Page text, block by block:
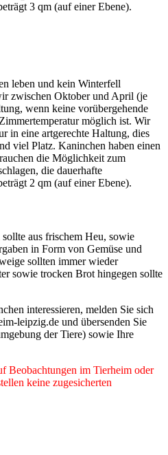
3 qm (auf einer Ebene).
leben und kein Winterfell
zwischen Oktober und April (je
wenn keine vorübergehende
möglich ist. Wir
in eine artgerechte Haltung, dies
viel Platz. Kaninchen haben einen
die Möglichkeit zum
die dauerhafte
2 qm (auf einer Ebene).
aus frischem Heu, sowie
in Form von Gemüse und
sollten immer wieder
sowie trocken Brot hingegen sollte
interessieren, melden Sie sich
leipzig.de und übersenden Sie
der Tiere) sowie Ihre
Beobachtungen im Tierheim oder
keine zugesicherten